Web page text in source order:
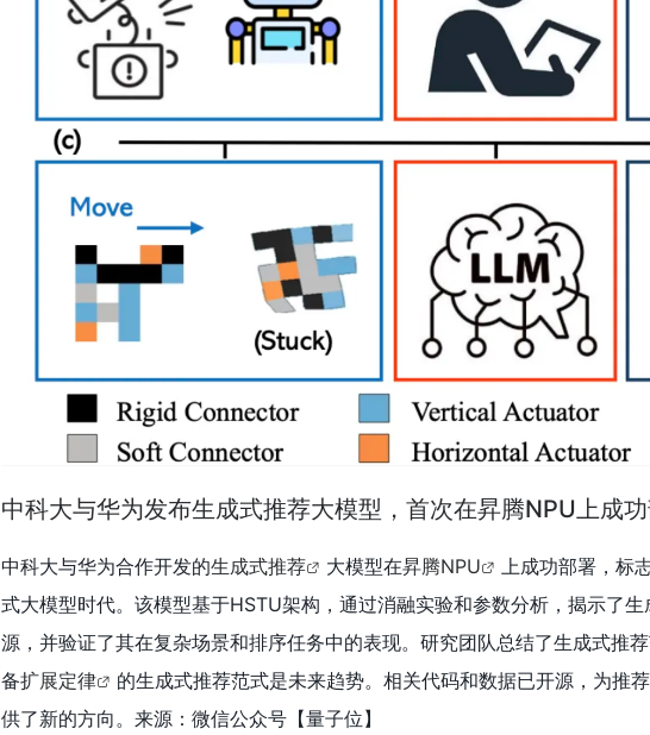
中科大与华为发布生成式推荐大模型，首次在昇腾NPU上成
中科大与华为合作开发的生成式推荐 大模型在昇腾NPU
上成功部署，标
式大模型时代。该模型基于HSTU架构，通过消融实验和参数分析，揭示了
源，并验证了其在复杂场景和排序任务中的表现。研究团队总结了生成式推
备扩展定律
的生成式推荐范式是未来趋势。相关代码和数据已开源，为推
供了新的方向。来源：微信公众号【量子位】